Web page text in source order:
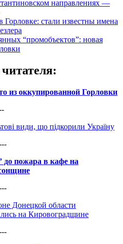
направлениях —
стали известны имена
“промобъектов”: новая
:
из оккупированной Горловки
види, що підкорили Україну
до пожара в кафе на
Донецкой области
на Кировоградщине